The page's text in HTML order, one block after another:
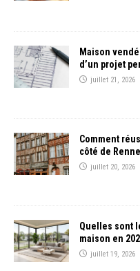
Maison
d’un projet
juillet 21, 2026
Comment
côté de
juillet 20, 2026
Quelles sont
maison en
juillet 19, 2026